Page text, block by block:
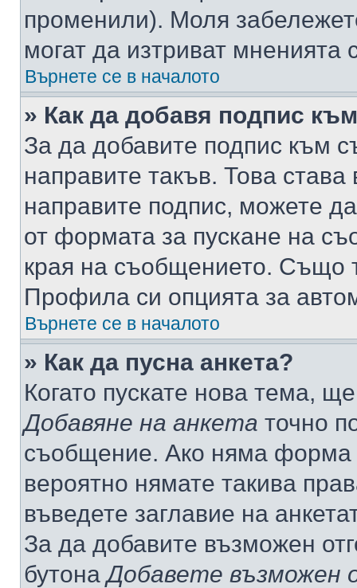
променили). Моля
могат да изтриват мненията
Върнете се в началото
» Как да добавя подпис
За да добавите подпис към
направите такъв. Това
направите подпис, можете
от формата за пускане на
края на съобщението. Също
Профила си опцията за
Върнете се в началото
» Как да пусна анкета?
Когато пускате нова тема,
Добавяне на анкета точно
съобщение. Ако няма форма
вероятно нямате такива
въведете заглавие на
За да добавите възможен
бутонаДобавете възможен